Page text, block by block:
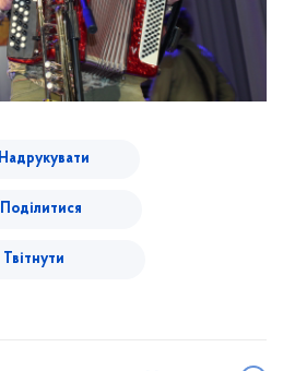
Надрукувати
Поділитися
Твітнути